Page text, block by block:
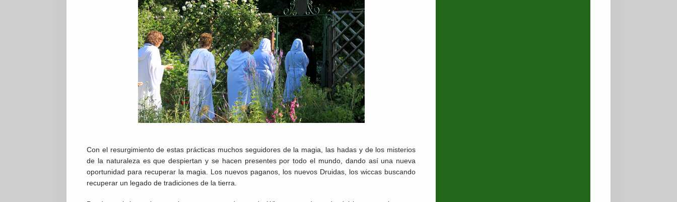
Con el resurgimiento de estas prácticas muchos seguidores de la magia, las hadas y de los misterios
de la naturaleza es que despiertan y se hacen presentes por todo el mundo, dando así una nueva
oportunidad para recuperar la magia. Los nuevos paganos, los nuevos Druidas, los wiccas buscando
recuperar un legado de tradiciones de la tierra.